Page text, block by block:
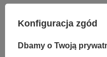
Konfiguracja zgód
Dbamy o Twoją